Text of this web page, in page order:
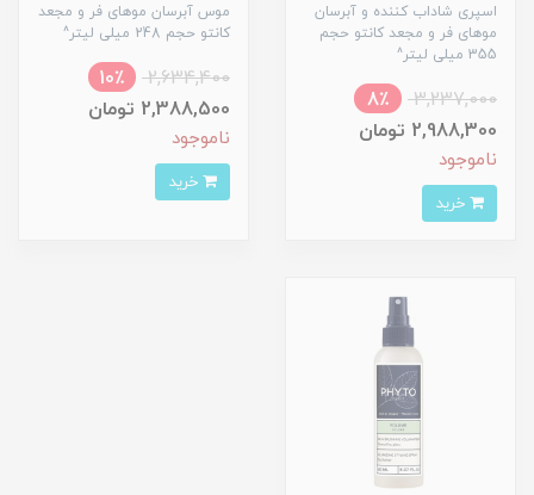
اسپری شاداب کننده و آبرسان
موهای فر و مجعد کانتو حجم
355 میلی لیتر^
3,237,000
8٪
2,988,300 تومان
ناموجود
موس آبرسان موهای فر و مجعد
کانتو حجم 248 میلی لیتر^
2,634,400
10٪
2,388,500 تومان
ناموجود